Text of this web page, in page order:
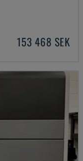
153 468 SEK